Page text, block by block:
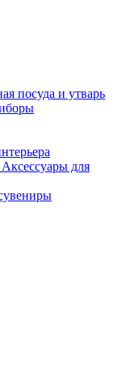
посуда и утварь
Аксессуары для